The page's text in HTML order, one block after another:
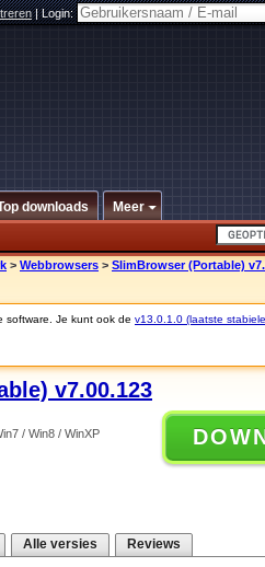
|Login:
downloads Meer
> Webbrowsers > SlimBrowser (Portable)
software. Je kunt ook de v13.0.1.0 (laatste
v7.00.123
/ Win8 / WinXP
Alle versies Reviews